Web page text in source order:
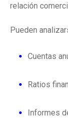
relación
Pueden
Cuentas
Ratios
Informes